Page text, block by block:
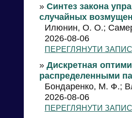
» Синтез закона
случайных
Илюнин, О. О.;
2026-08-06
ПЕРЕГЛЯНУТИ ЗАПИС
» Дискретная
распределенными
Бондаренко, М. Ф.;
2026-08-06
ПЕРЕГЛЯНУТИ ЗАПИС